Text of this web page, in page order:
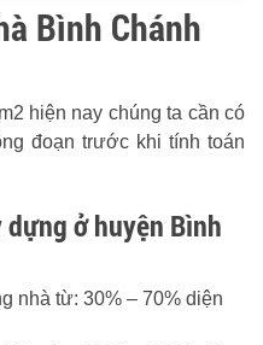
Bình Chánh
hiện nay chúng ta cần có
đoạn trước khi tính toán
ở huyện Bình
nhà từ: 30% – 70% diện